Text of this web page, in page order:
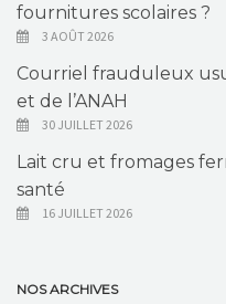
fournitures scolaires ?
3 AOÛT 2026
Courriel frauduleux
et de l’ANAH
30 JUILLET 2026
Lait cru et fromages
santé
16 JUILLET 2026
NOS ARCHIVES